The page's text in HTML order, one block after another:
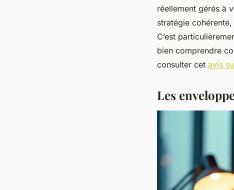
réellement gérés à
stratégie
C’est
bien comprendre
consulter cet avis
Les